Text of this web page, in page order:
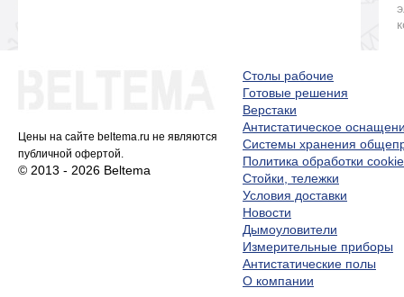
Цены на сайте beltema.ru не являются
публичной офертой.
© 2013 - 2026 Beltema
Столы рабочие
Готовые решения
Верстаки
Антистатическое
Системы хранения
Политика обработки cookie
Стойки, тележки
Условия доставки
Новости
Дымоуловители
Измерительные приборы
Антистатические полы
О компании